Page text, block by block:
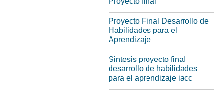
Proyecto Final Desarrollo de
Habilidades para el
Aprendizaje
Sintesis proyecto final
desarrollo de habilidades
para el aprendizaje iacc